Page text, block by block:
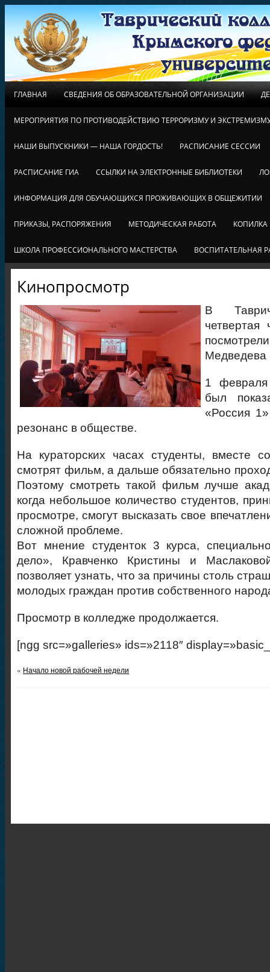
ГЛАВНАЯ СВЕДЕНИЯ ОБ ОБРАЗОВАТЕЛЬНОЙ ОРГАНИЗАЦИИ
МЕРОПРИЯТИЯ ПО ПРОТИВОДЕЙСТВИЮ ТЕРРОРИЗМУ И
НАШИ ВЫПУСКНИКИ — НАША ГОРДОСТЬ! РАСПИСАНИЕ СЕССИИ
РАСПИСАНИЕ ГИА ССЫЛКИ НА ЭЛЕКТРОННЫЕ БИБЛИОТЕКИ
ИНФОРМАЦИЯ ДЛЯ ОБУЧАЮЩИХСЯ ПРОЖИВАЮЩИХ В ОБЩЕЖИТИИ
ПРИКАЗЫ, РАСПОРЯЖЕНИЯ МЕТОДИЧЕСКАЯ РАБОТА КОПИЛКА
ШКОЛА ПРОФЕССИОНАЛЬНОГО МАСТЕРСТВА ВОСПИТАТЕЛЬНАЯ
Кинопросмотр
В
четвертая
Медведева
1
был
«Россия
резонанс в обществе.
На кураторских часах студенты, вместе
смотрят фильм, а дальше обязательно
Поэтому смотреть такой фильм лучше
когда небольшое количество студентов,
просмотре, смогут высказать свое
сложной проблеме.
Вот мнение студенток 3 курса,
дело», Кравченко Кристины и
позволяет узнать, что за причины столь
молодых граждан против собственного
Просмотр в колледже продолжается.
[ngg src=»galleries» ids=»2118″
« Начало новой рабочей недели